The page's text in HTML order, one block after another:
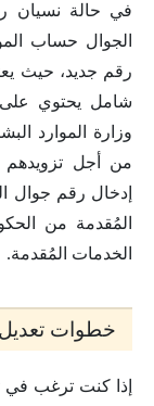
في حالة نسيان
الجوال حساب
رقم جديد، حيث
شامل يحتوي على
وزارة الموارد
من أجل تزويدهم
إدخال رقم جوال
المُقدمة من
الخدمات المُقدمة.
خطوات
إذا كنت ترغب في